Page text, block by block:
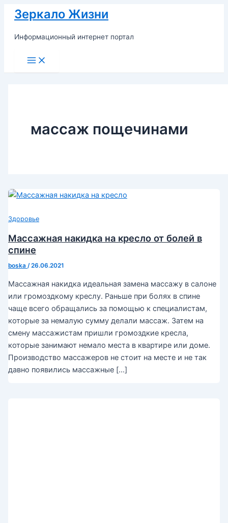
Перейти
содержимому
Зеркало Жизни
Информационный интернет портал
Main
Menu
массаж пощечинами
Здоровье
Массажная накидка на кресло от болей в
спине
boska /26.06.2021
Массажная накидка идеальная замена массажу в салоне
или громоздкому креслу. Раньше при болях в спине
чаще всего обращались за помощью к специалистам,
которые за немалую сумму делали массаж. Затем на
смену массажистам пришли громоздкие кресла,
которые занимают немало места в квартире или доме.
Производство массажеров не стоит на месте и не так
давно появились массажные […]